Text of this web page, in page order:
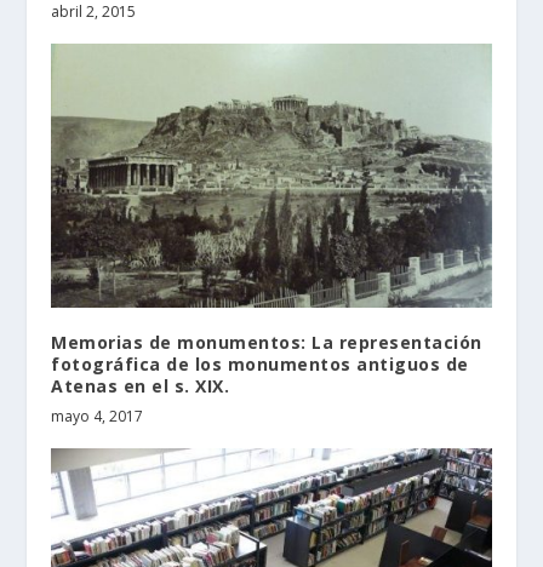
abril 2, 2015
Memorias de monumentos: La representación
fotográfica de los monumentos antiguos de
Atenas en el s. XIX.
mayo 4, 2017